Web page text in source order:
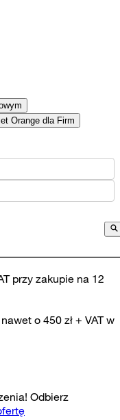
Orange dla Firm
przy zakupie na 12
o 450 zł + VAT w
Odbierz